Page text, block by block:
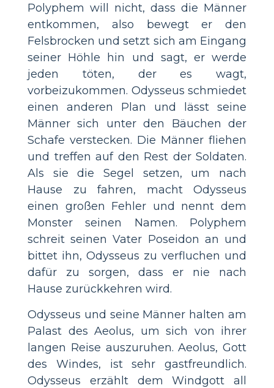
Polyphem will nicht, dass die Männer
entkommen, also bewegt er den
Felsbrocken und setzt sich am Eingang
seiner Höhle hin und sagt, er werde
jeden töten, der es wagt,
vorbeizukommen. Odysseus schmiedet
einen anderen Plan und lässt seine
Männer sich unter den Bäuchen der
Schafe verstecken. Die Männer fliehen
und treffen auf den Rest der Soldaten.
Als sie die Segel setzen, um nach
Hause zu fahren, macht Odysseus
einen großen Fehler und nennt dem
Monster seinen Namen. Polyphem
schreit seinen Vater Poseidon an und
bittet ihn, Odysseus zu verfluchen und
dafür zu sorgen, dass er nie nach
Hause zurückkehren wird.
Odysseus und seine Männer halten am
Palast des Aeolus, um sich von ihrer
langen Reise auszuruhen. Aeolus, Gott
des Windes, ist sehr gastfreundlich.
Odysseus erzählt dem Windgott all